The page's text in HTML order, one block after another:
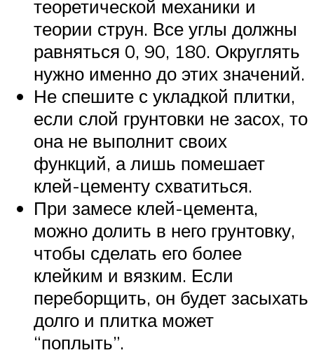
теоретической механики и
теории струн. Все углы должны
равняться 0, 90, 180. Округлять
нужно именно до этих значений.
Не спешите с укладкой плитки,
если слой грунтовки не засох, то
она не выполнит своих
функций, а лишь помешает
клей-цементу схватиться.
При замесе клей-цемента,
можно долить в него грунтовку,
чтобы сделать его более
клейким и вязким. Если
переборщить, он будет засыхать
долго и плитка может
“поплыть”.